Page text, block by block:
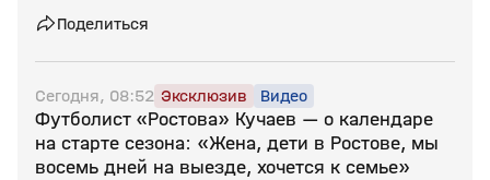
Поделиться
Сегодня, 08:52 Эксклюзив Видео
Футболист «Ростова» Кучаев — о календаре
на старте сезона: «Жена, дети в Ростове, мы
восемь дней на выезде, хочется к семье»